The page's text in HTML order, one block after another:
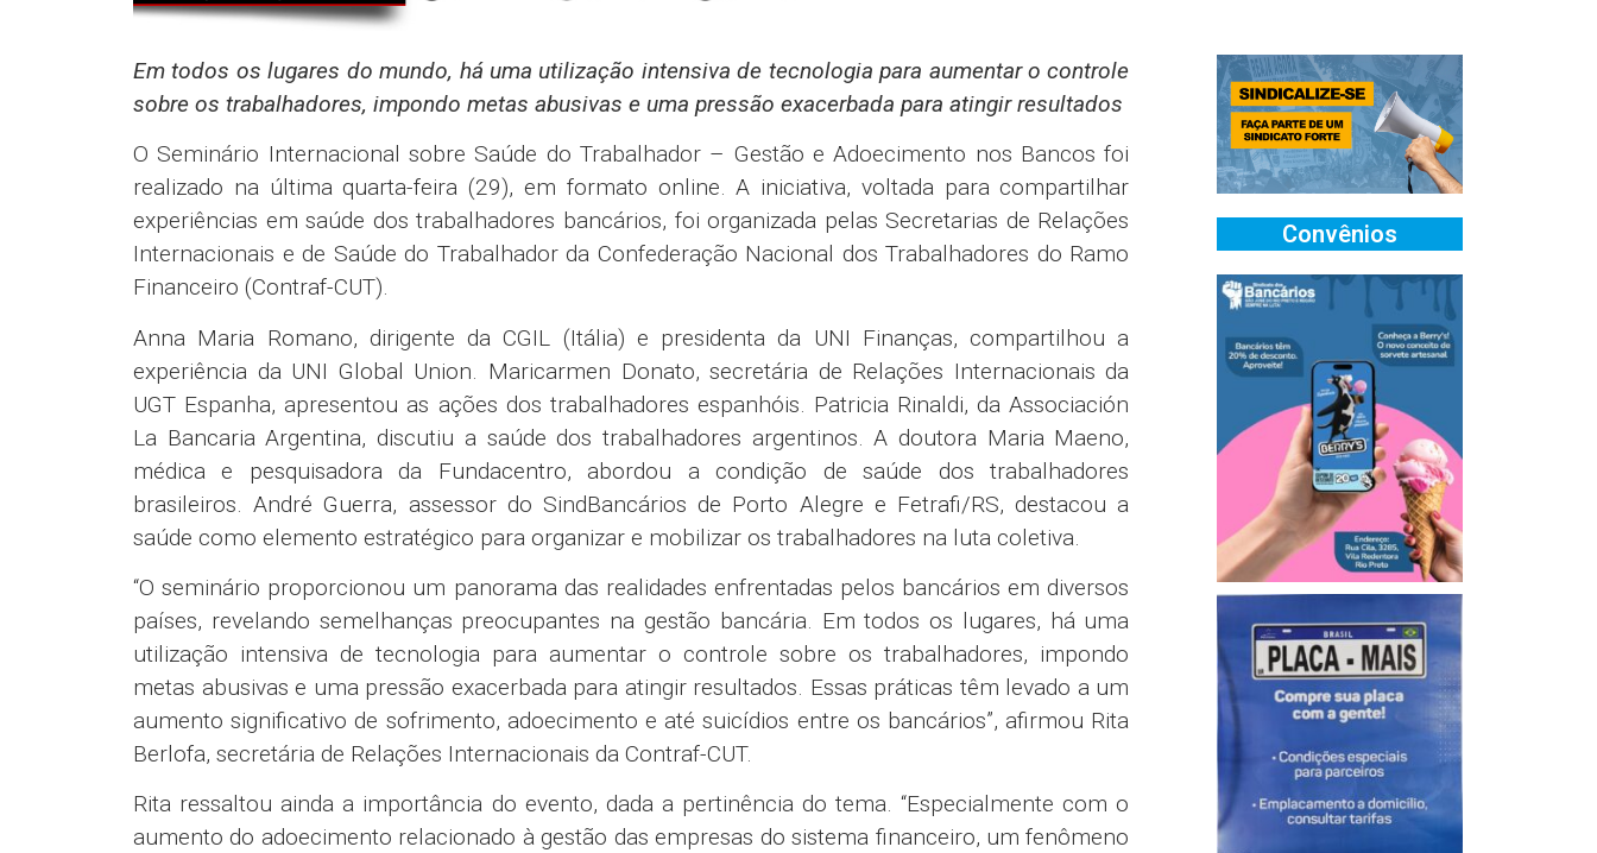
Em todos os lugares do mundo, há uma utilização intensiva de tecnologia para aumentar o controle
sobre os trabalhadores, impondo metas abusivas e uma pressão exacerbada para atingir resultados
O Seminário Internacional sobre Saúde do Trabalhador – Gestão e Adoecimento nos Bancos foi
realizado na última quarta-feira (29), em formato online. A iniciativa, voltada para compartilhar
experiências em saúde dos trabalhadores bancários, foi organizada pelas Secretarias de Relações
Internacionais e de Saúde do Trabalhador da Confederação Nacional dos Trabalhadores do Ramo
Financeiro (Contraf-CUT).
Anna Maria Romano, dirigente da CGIL (Itália) e presidenta da UNI Finanças, compartilhou a
experiência da UNI Global Union. Maricarmen Donato, secretária de Relações Internacionais da
UGT Espanha, apresentou as ações dos trabalhadores espanhóis. Patricia Rinaldi, da Associación
La Bancaria Argentina, discutiu a saúde dos trabalhadores argentinos. A doutora Maria Maeno,
médica e pesquisadora da Fundacentro, abordou a condição de saúde dos trabalhadores
brasileiros. André Guerra, assessor do SindBancários de Porto Alegre e Fetrafi/RS, destacou a
saúde como elemento estratégico para organizar e mobilizar os trabalhadores na luta coletiva.
“O seminário proporcionou um panorama das realidades enfrentadas pelos bancários em diversos
países, revelando semelhanças preocupantes na gestão bancária. Em todos os lugares, há uma
utilização intensiva de tecnologia para aumentar o controle sobre os trabalhadores, impondo
metas abusivas e uma pressão exacerbada para atingir resultados. Essas práticas têm levado a um
aumento significativo de sofrimento, adoecimento e até suicídios entre os bancários”, afirmou Rita
Berlofa, secretária de Relações Internacionais da Contraf-CUT.
Rita ressaltou ainda a importância do evento, dada a pertinência do tema. “Especialmente com o
aumento do adoecimento relacionado à gestão das empresas do sistema financeiro, um fenômeno
Convênios